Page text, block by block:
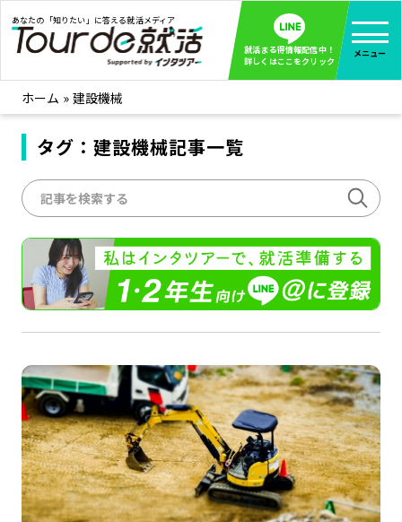
あなたの「知りたい」に答える就活メディア
就活まる得情報配信中！
詳しくはここをクリック
メニュー
就活ノウハウ 全て見る
企業まる見え！特捜部
みんなが知らない企業の裏側を徹底調査！
インタツアー活動レポ 全て見る
インタツアーを使ってどうだった？OBOG成功談
社会人インタビュー 全て見る
社会人になった今、就活を振り返ってみた
学生就活ブログ 全て見る
企業・業界研究はインタツアー
ホーム » 建設機械
タグ：建設機械記事一覧